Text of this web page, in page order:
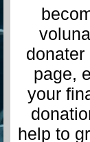
donater
page,
your
help to